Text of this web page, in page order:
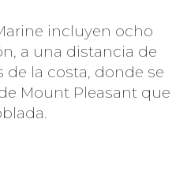
incluyen ocho
a una distancia de
la costa, donde se
Mount Pleasant que